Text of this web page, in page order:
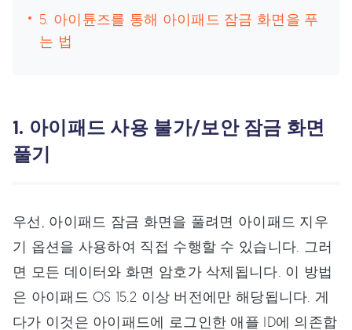
5. 아이튠즈를 통해 아이패드 잠금 화면을 푸
는 법
1. 아이패드 사용 불가/보안 잠금 화면
풀기
우선, 아이패드 잠금 화면을 풀려면 아이패드 지우
기 옵션을 사용하여 직접 수행할 수 있습니다. 그러
면 모든 데이터와 화면 암호가 삭제됩니다. 이 방법
은 아이패드 OS 15.2 이상 버전에만 해당됩니다. 게
다가 이것은 아이패드에 로그인한 애플 ID에 의존합